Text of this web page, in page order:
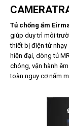
Tủ chống ẩm
giúp duy trì môi
thiết bị điện tử
hiện đại, dòng tủ
chóng, vận hành
toàn nguy cơ nấm